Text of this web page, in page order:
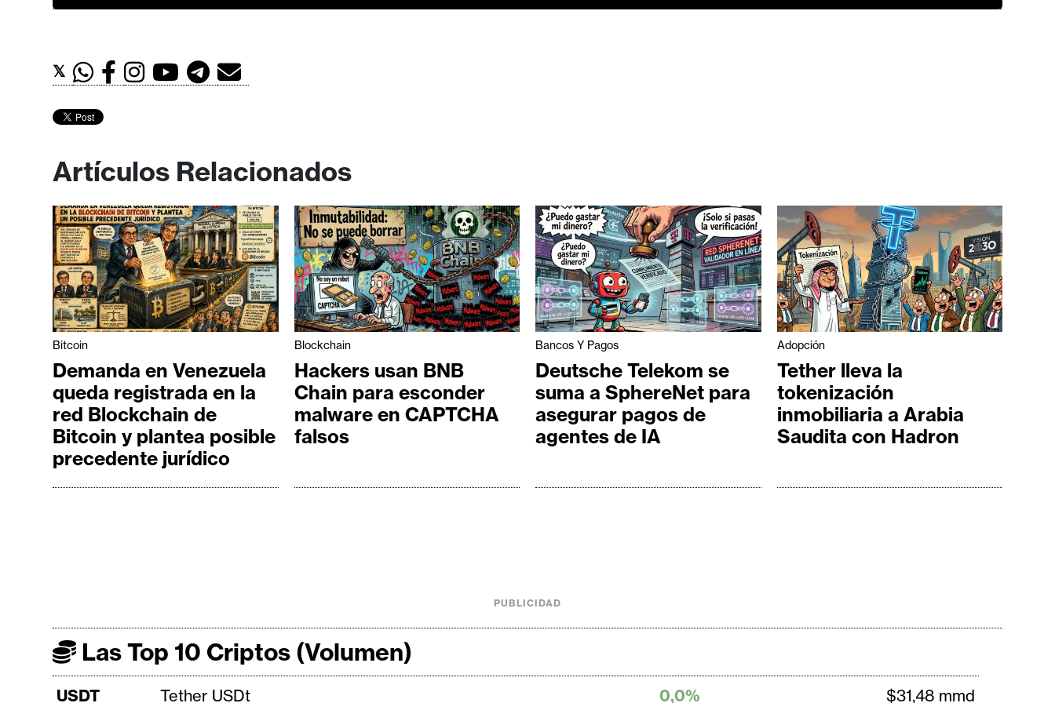
i
d
a
d
𝕏
Artículos Relacionados
Bitcoin
Demanda en Venezuela
queda registrada en la
red Blockchain de
Bitcoin y plantea posible
precedente jurídico
Blockchain
Hackers usan BNB
Chain para esconder
malware en CAPTCHA
falsos
Bancos Y Pagos
Deutsche Telekom se
suma a SphereNet para
asegurar pagos de
agentes de IA
Adopción
Tether lleva la
tokenización
inmobiliaria a Arabia
Saudita con Hadron
PUBLICIDAD
Las Top 10 Criptos (Volumen)
USDT Tether USDt 0,0% $31,48 mmd